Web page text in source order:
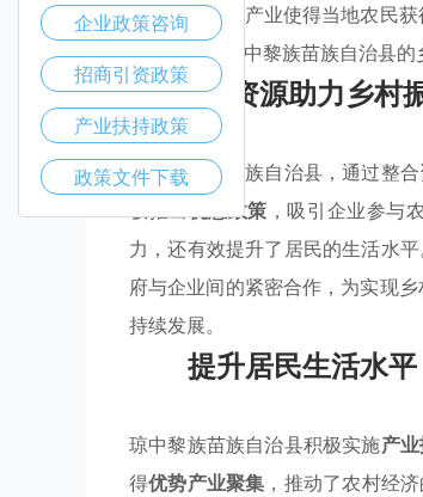
势，发展特色产业使得当地农民
政策支持，琼中黎族苗族自治县的
整合资源助力乡村
在琼中黎族苗族自治县，通过整
极推出优惠政策 ，吸引企业参与
力，还有效提升了居民的生活水
府与企业间的紧密合作，为实现
持续发展。
提升居民生活水
琼中黎族苗族自治县积极实施产
得优势产业聚集 ，推动了农村经
企业政策咨询
招商引资政策
产业扶持政策
政策文件下载